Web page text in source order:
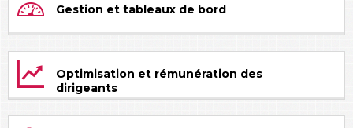
Gestion et tableaux de bord
Optimisation et rémunération des
dirigeants